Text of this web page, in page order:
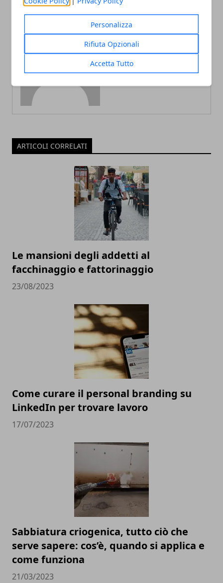
Personalizza
Rifiuta Opzionali
Accetta Tutto
Redazione
ARTICOLI CORRELATI
Le mansioni degli addetti al
facchinaggio e fattorinaggio
23/08/2023
Come curare il personal branding su
LinkedIn per trovare lavoro
17/07/2023
Sabbiatura criogenica, tutto ciò che
serve sapere: cos’è, quando si applica e
come funziona
21/03/2023